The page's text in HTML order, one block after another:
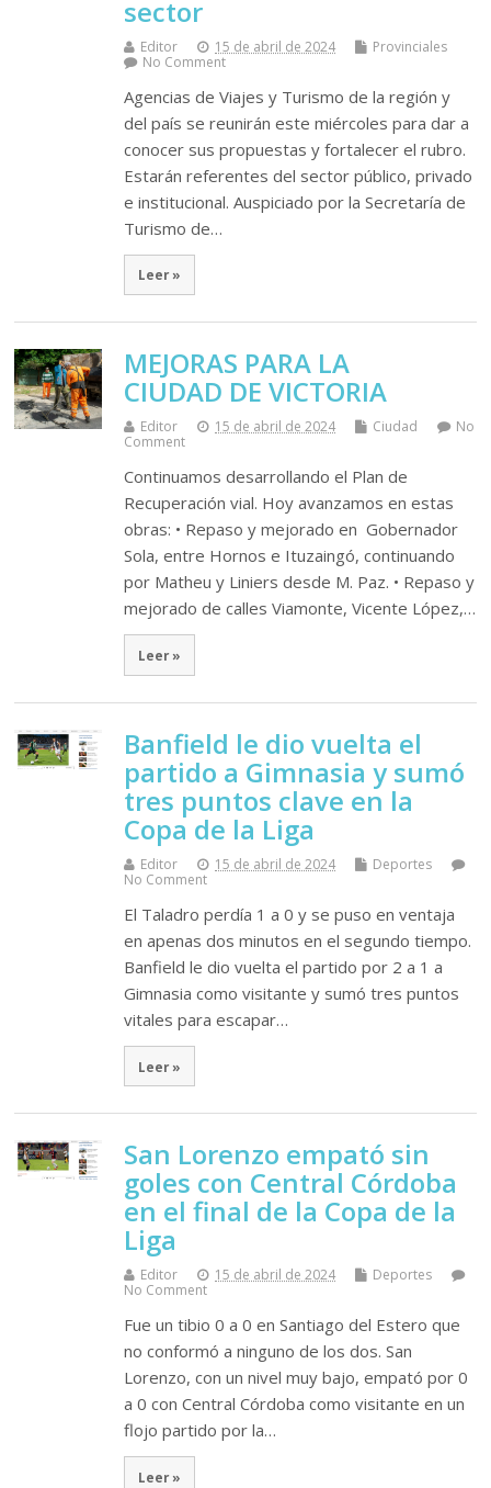
sector
Editor 15 de abril de 2024
Provinciales
No Comment
Agencias de Viajes y Turismo de la región y
del país se reunirán este miércoles para dar a
conocer sus propuestas y fortalecer el rubro.
Estarán referentes del sector público, privado
e institucional. Auspiciado por la Secretaría de
Turismo de…
Leer »
MEJORAS PARA LA
CIUDAD DE VICTORIA
Editor 15 de abril de 2024 Ciudad
No
Comment
Continuamos desarrollando el Plan de
Recuperación vial. Hoy avanzamos en estas
obras: • Repaso y mejorado en Gobernador
Sola, entre Hornos e Ituzaingó, continuando
por Matheu y Liniers desde M. Paz. • Repaso y
mejorado de calles Viamonte, Vicente López,…
Leer »
Banfield le dio vuelta el
partido a Gimnasia y sumó
tres puntos clave en la
Copa de la Liga
Editor 15 de abril de 2024
Deportes
No Comment
El Taladro perdía 1 a 0 y se puso en ventaja
en apenas dos minutos en el segundo tiempo.
Banfield le dio vuelta el partido por 2 a 1 a
Gimnasia como visitante y sumó tres puntos
vitales para escapar…
Leer »
San Lorenzo empató sin
goles con Central Córdoba
en el final de la Copa de la
Liga
Editor 15 de abril de 2024
Deportes
No Comment
Fue un tibio 0 a 0 en Santiago del Estero que
no conformó a ninguno de los dos. San
Lorenzo, con un nivel muy bajo, empató por 0
a 0 con Central Córdoba como visitante en un
flojo partido por la…
Leer »